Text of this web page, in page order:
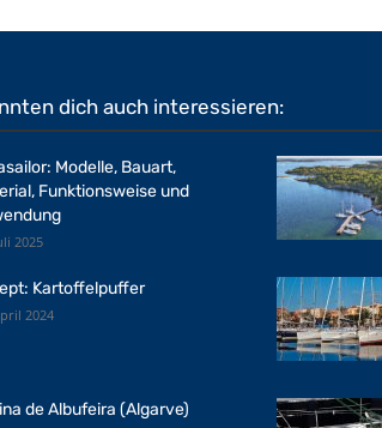
dich auch interessieren:
Modelle, Bauart,
Funktionsweise und
2025
Kartoffelpuffer
2024
de Albufeira (Algarve)